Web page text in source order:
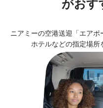
ニアミーの空港送迎「エア
ホテルなどの指定場所